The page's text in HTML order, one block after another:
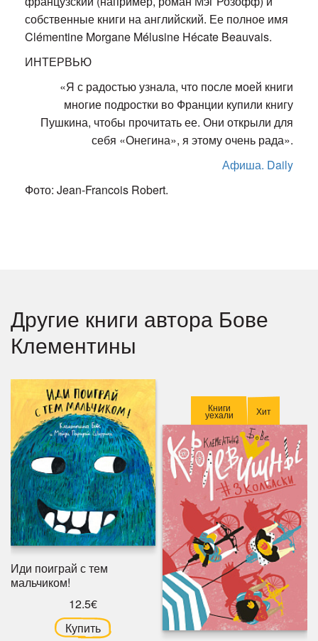
собственные книги на английский. Ее полное имя
Clémentine Morgane Mélusine Hécate Beauvais.
ИНТЕРВЬЮ
«Я с радостью узнала, что после моей книги
многие подростки во Франции купили книгу
Пушкина, чтобы прочитать ее. Они открыли для
себя «Онегина», я этому очень рада».
Афиша. Daily
Фото: Jean-Francois Robert.
Другие книги автора Бове
Клементины
Иди поиграй с тем
мальчиком!
12.5€
Купить
Книги
уехали Хит